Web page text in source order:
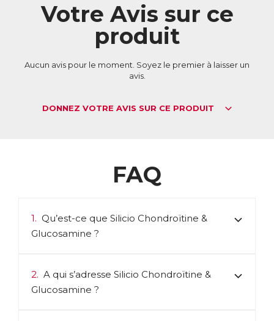
Votre Avis sur ce
produit
Aucun avis pour le moment. Soyez le premier à laisser un
avis.
DONNEZ VOTRE AVIS SUR CE PRODUIT
FAQ
1. Qu’est-ce que Silicio Chondroïtine &
Glucosamine ?
2. A qui s’adresse Silicio Chondroïtine &
Glucosamine ?